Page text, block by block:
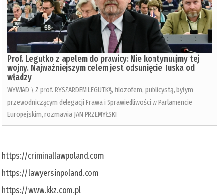
Prof. Legutko z apelem do prawicy: Nie kontynuujmy tej
wojny. Najważniejszym celem jest odsunięcie Tuska od
władzy
WYWIAD \ Z prof. RYSZARDEM LEGUTKĄ, filozofem, publicystą, byłym
przewodniczącym delegacji Prawa i Sprawiedliwości w Parlamencie
Europejskim, rozmawia JAN PRZEMYŁSKI
https://criminallawpoland.com
https://lawyersinpoland.com
https://www.kkz.com.pl